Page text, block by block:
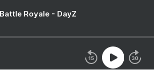
Royale - DayZ